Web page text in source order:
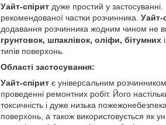
Уайт-спірит дуже простий у
рекомендованої частки розчинника. Уайт-
додавання розчинника жодним чином не
грунтовок, шпаклівок, оліфи, бітумних і
типів поверхонь.
Області застосування:
Уайт-спірит є універсальним
проведенні ремонтних робіт. Його
токсичність і дуже низька
поверхонь, а також використовується як